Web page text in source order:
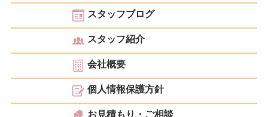
スタッフブログ
スタッフ紹介
会社概要
個人情報保護方針
お見積もり・ご相談